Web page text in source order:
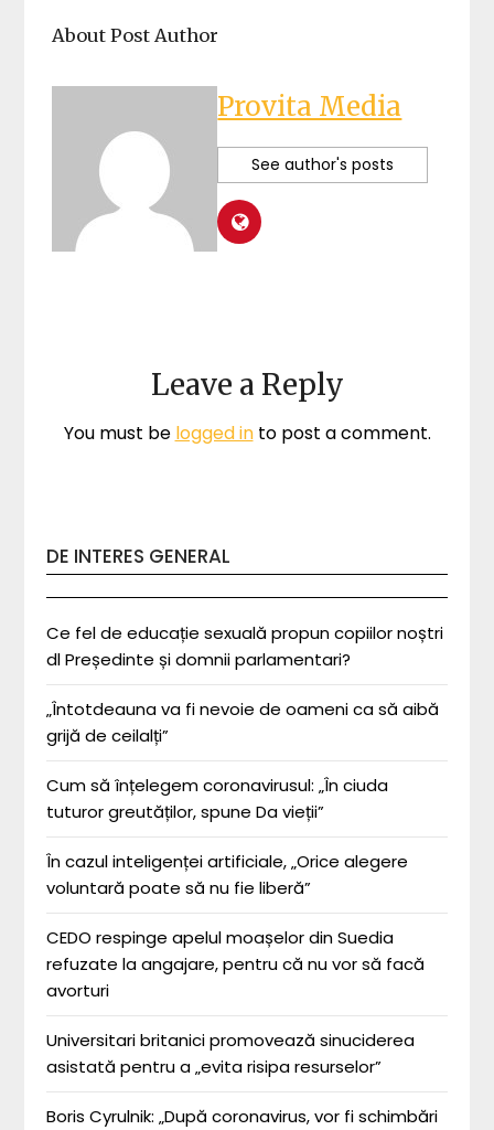
About Post Author
Provita Media
See author's posts
Leave a Reply
You must be logged into post a comment.
DE INTERES GENERAL
Ce fel de educație sexuală propun copiilor noștri
dl Președinte și domnii parlamentari?
„Întotdeauna va fi nevoie de oameni ca să aibă
grijă de ceilalți”
Cum să înțelegem coronavirusul: „În ciuda
tuturor greutăților, spune Da vieții”
În cazul inteligenței artificiale, „Orice alegere
voluntară poate să nu fie liberă”
CEDO respinge apelul moașelor din Suedia
refuzate la angajare, pentru că nu vor să facă
avorturi
Universitari britanici promovează sinuciderea
asistată pentru a „evita risipa resurselor”
Boris Cyrulnik: „După coronavirus, vor fi schimbări